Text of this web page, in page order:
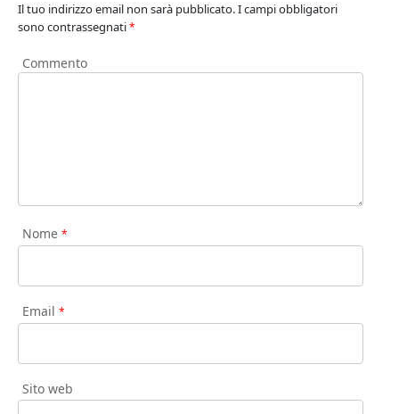
Il tuo indirizzo email non sarà pubblicato.I campi obbligatori
sono contrassegnati*
Commento
Nome *
Email *
Sito web